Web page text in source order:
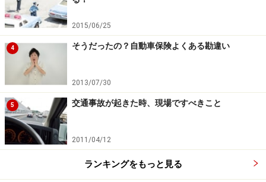
掲載情報の正確性・完全性については十分に配慮しております
が、その内容を保証するものではなく、これに基づく損失・損害
最新の情報や詳細については、必ず各金融機関やサービス提供者
の公式情報をご確認ください。
1/2 次のページへ
2015/06/25
4 そうだったの？自動車保険よくある勘違い
2013/07/30
5 交通事故が起きた時、現場ですべきこと
2011/04/12
ランキングをもっと見る